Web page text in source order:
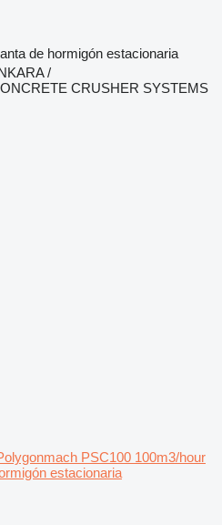
de hormigón estacionaria
/
CRUSHER SYSTEMS
PSC100 100m3/hour
estacionaria